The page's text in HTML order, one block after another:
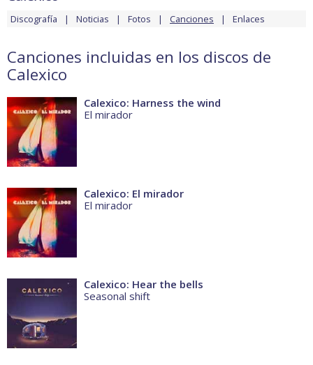
Discografía Noticias Fotos Canciones Enlaces
Canciones incluidas en los discos de
Calexico
Calexico: Harness the wind
El mirador
Calexico: El mirador
El mirador
Calexico: Hear the bells
Seasonal shift